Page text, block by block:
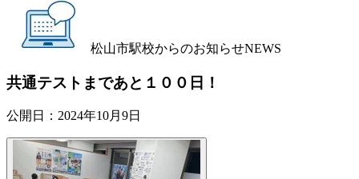
松山市駅校からのお知らせNEWS
共通テストまであと１００日！
公開日： 2024年10月9日